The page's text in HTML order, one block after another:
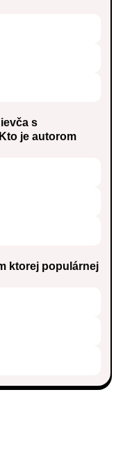
s
je autorom
ktorej populárnej